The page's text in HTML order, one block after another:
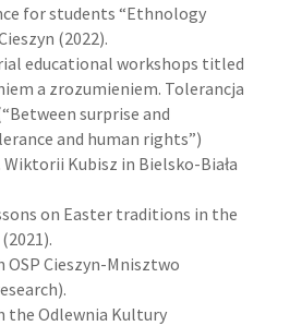
for students “Ethnology
(2022).
educational workshops titled
a zrozumieniem. Tolerancja
surprise and
and human rights”)
Kubisz in Bielsko-Biała
on Easter traditions in the
Cieszyn-Mnisztwo
Odlewnia Kultury